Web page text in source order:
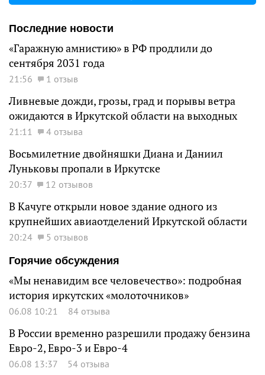
Последние новости
«Гаражную амнистию» в РФ продлили до
сентября 2031 года
21:56 1 отзыв
Ливневые дожди, грозы, град и порывы ветра
ожидаются в Иркутской области на выходных
21:11 4 отзыва
Восьмилетние двойняшки Диана и Даниил
Луньковы пропали в Иркутске
20:37 12 отзывов
В Качуге открыли новое здание одного из
крупнейших авиаотделений Иркутской области
20:24
5 отзывов
Горячие обсуждения
«Мы ненавидим все человечество»: подробная
история иркутских «молоточников»
06.08 10:21 84 отзыва
В России временно разрешили продажу бензина
Евро-2, Евро-3 и Евро-4
06.08 13:37 54 отзыва